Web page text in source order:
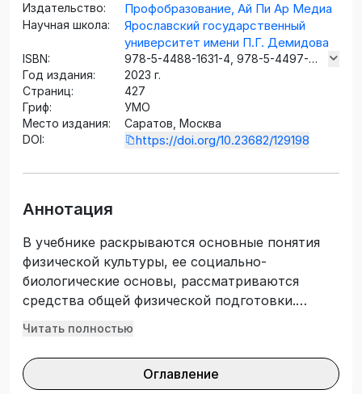
Издательство:
Профобразование, Ай Пи Ар Медиа
Научная школа:
Ярославский государственный
университет имени П.Г. Демидова
ISBN:
978-5-4488-1631-4, 978-5-4497-
2129-7
Год издания:
2023 г.
Страниц:
427
Гриф:
УМО
Место издания:
Саратов, Москва
DOI:
https://doi.org/10.23682/129198
Аннотация
В учебнике раскрываются основные понятия
физической культуры, ее социально-
биологические основы, рассматриваются
средства общей физической подготовки.
Показаны основы методики самостоятельных
индивидуального выбора видов спорта.
Подготовлен с учетом требований
Читать полностью
Оглавление